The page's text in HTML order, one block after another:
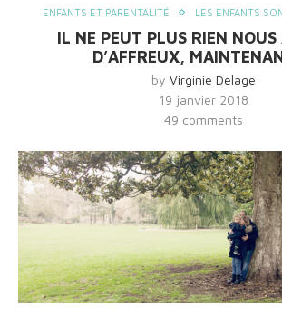
ENFANTS ET PARENTALITÉ LES ENFANTS
IL NE PEUT PLUS RIEN NOUS
D’AFFREUX,
by Virginie Delage
19 janvier 2018
49 comments